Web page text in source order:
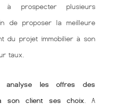
prospecter plusieurs
de proposer la meilleure
du projet immobilier à son
taux.
analyse les offres des
son client ses choix . A